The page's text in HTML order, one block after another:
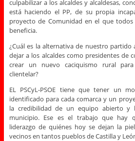
culpabilizar a los alcaldes y alcaldesas,
está haciendo el PP, de su propia
proyecto de Comunidad en el que
beneficia.
¿Cuál es la alternativa de nuestro partido
dejar a los alcaldes como presidentes de
crear un nuevo caciquismo rural
clientelar?
EL PSCyL-PSOE tiene que tener un
identificado para cada comarca y un
la credibilidad de un equipo abierto y
municipio. Ese es el trabajo que hay
liderazgo de quiénes hoy se dejan la
vecinos en tantos pueblos de Castilla y